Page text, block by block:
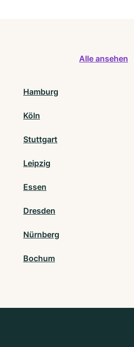
Alle ansehen
Hamburg
Köln
Stuttgart
Leipzig
Essen
Dresden
Nürnberg
Bochum